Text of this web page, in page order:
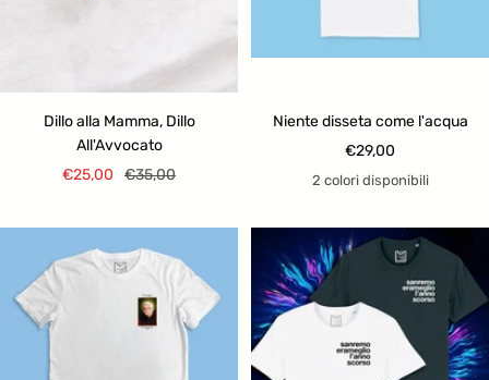
Dillo alla Mamma, Dillo
All'Avvocato
Prezzo
vendita
€25,00
Prezzo
€35,00
Niente disseta come l'acqua
Prezzo
di
€29,00
2 colori disponibili